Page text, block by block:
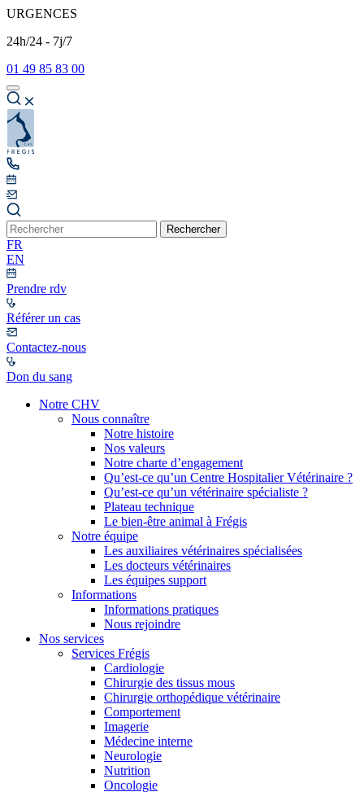
URGENCES
24h/24 - 7j/7
01 49 85 83 00
Rechercher
FR
EN
Prendre rdv
Référer un cas
Contactez-nous
Don du sang
Notre CHV
Nous connaître
Notre histoire
Nos valeurs
Notre charte d’engagement
Qu’est-ce qu’un Centre Hospitalier Vétérinaire ?
Qu’est-ce qu’un vétérinaire spécialiste ?
Plateau technique
Le bien-être animal à Frégis
Notre équipe
Les auxiliaires vétérinaires spécialisées
Les docteurs vétérinaires
Les équipes support
Informations
Informations pratiques
Nous rejoindre
Nos services
Services Frégis
Cardiologie
Chirurgie des tissus mous
Chirurgie orthopédique vétérinaire
Comportement
Imagerie
Médecine interne
Neurologie
Nutrition
Oncologie